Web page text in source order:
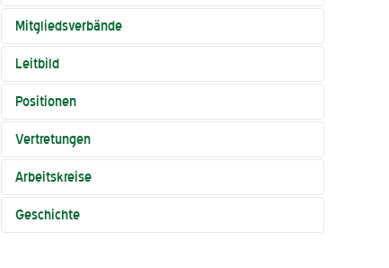
Mitgliedsverbände
Leitbild
Positionen
Vertretungen
Arbeitskreise
Geschichte